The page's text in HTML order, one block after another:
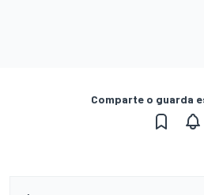
Comparte o guarda